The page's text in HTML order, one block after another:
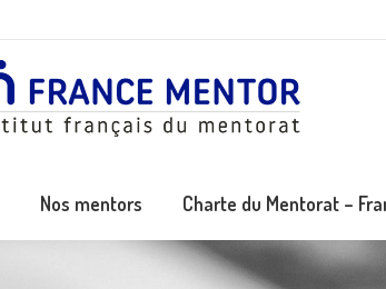
Nos mentors Charte du Mentorat –